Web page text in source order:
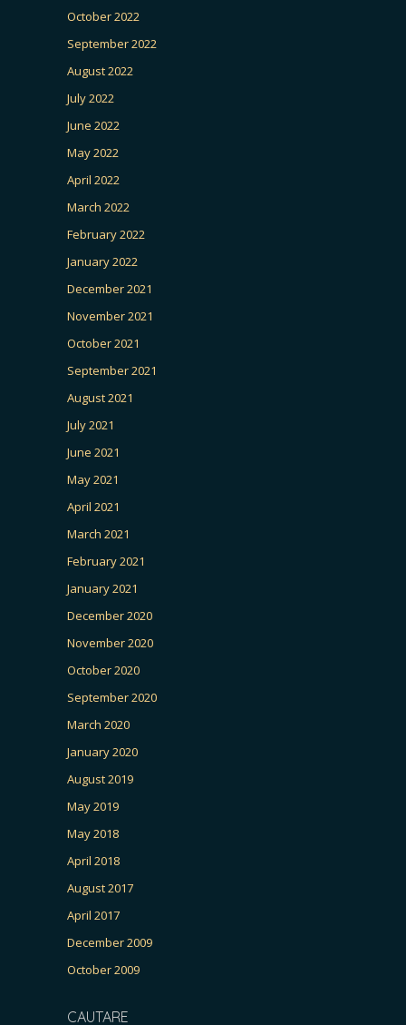
October 2022
September 2022
August 2022
July 2022
June 2022
May 2022
April 2022
March 2022
February 2022
January 2022
December 2021
November 2021
October 2021
September 2021
August 2021
July 2021
June 2021
May 2021
April 2021
March 2021
February 2021
January 2021
December 2020
November 2020
October 2020
September 2020
March 2020
January 2020
August 2019
May 2019
May 2018
April 2018
August 2017
April 2017
December 2009
October 2009
CAUTARE